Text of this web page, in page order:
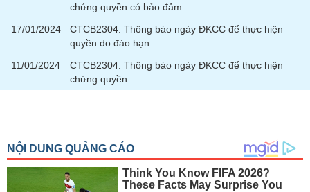
chứng quyền có bảo đảm
17/01/2024
CTCB2304: Thông báo ngày ĐKCC để thực hiện
quyền do đáo hạn
11/01/2024
CTCB2304: Thông báo ngày ĐKCC để thực hiện
chứng quyền